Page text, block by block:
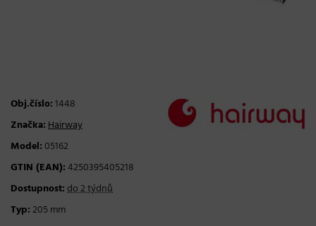
Obj.číslo:1448
Značka:Hairway
Model:05162
GTIN (EAN):4250395405218
Dostupnost:do 2 týdnů
Typ:205 mm